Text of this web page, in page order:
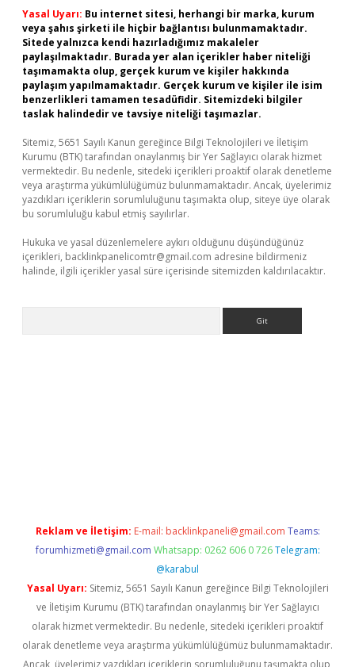
Yasal Uyarı: Bu internet sitesi, herhangi bir marka, kurum
veya şahıs şirketi ile hiçbir bağlantısı bulunmamaktadır.
Sitede yalnızca kendi hazırladığımız makaleler
paylaşılmaktadır. Burada yer alan içerikler haber niteliği
taşımamakta olup, gerçek kurum ve kişiler hakkında
paylaşım yapılmamaktadır. Gerçek kurum ve kişiler ile isim
benzerlikleri tamamen tesadüfidir. Sitemizdeki bilgiler
taslak halindedir ve tavsiye niteliği taşımazlar.
Sitemiz, 5651 Sayılı Kanun gereğince Bilgi Teknolojileri ve İletişim
Kurumu (BTK) tarafından onaylanmış bir Yer Sağlayıcı olarak hizmet
vermektedir. Bu nedenle, sitedeki içerikleri proaktif olarak denetleme
veya araştırma yükümlülüğümüz bulunmamaktadır. Ancak, üyelerimiz
yazdıkları içeriklerin sorumluluğunu taşımakta olup, siteye üye olarak
bu sorumluluğu kabul etmiş sayılırlar.
Hukuka ve yasal düzenlemelere aykırı olduğunu düşündüğünüz
içerikleri, backlinkpanelicomtr@gmail.com adresine bildirmeniz
halinde, ilgili içerikler yasal süre içerisinde sitemizden kaldırılacaktır.
Reklam ve İletişim: E-mail: backlinkpaneli@gmail.com Teams:
forumhizmeti@gmail.com Whatsapp: 0262 606 0 726 Telegram:
@karabul
Yasal Uyarı: Sitemiz, 5651 Sayılı Kanun gereğince Bilgi Teknolojileri
ve İletişim Kurumu (BTK) tarafından onaylanmış bir Yer Sağlayıcı
olarak hizmet vermektedir. Bu nedenle, sitedeki içerikleri proaktif
olarak denetleme veya araştırma yükümlülüğümüz bulunmamaktadır.
Ancak, üyelerimiz yazdıkları içeriklerin sorumluluğunu taşımakta olup,